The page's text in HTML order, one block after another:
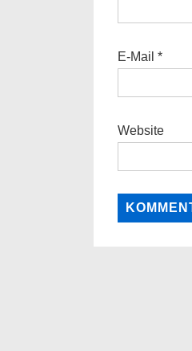
E-Mail *
Website